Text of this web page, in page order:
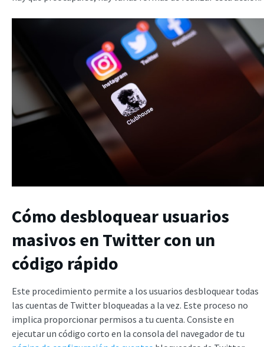
Cómo desbloquear usuarios
masivos en Twitter con un
código rápido
Este procedimiento permite a los usuarios desbloquear todas
las cuentas de Twitter bloqueadas a la vez. Este proceso no
implica proporcionar permisos a tu cuenta. Consiste en
ejecutar un código corto en la consola del navegador de tu